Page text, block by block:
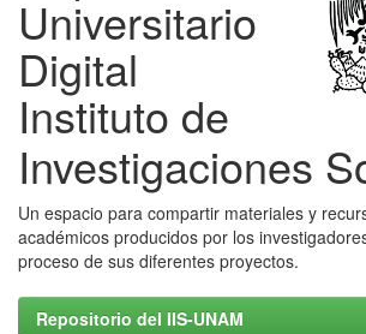
Universitario
Digital
Instituto de
Investigaciones
Un espacio para compartir materiales y
académicos producidos por los
proceso de sus diferentes proyectos.
Repositorio del IIS-UNAM